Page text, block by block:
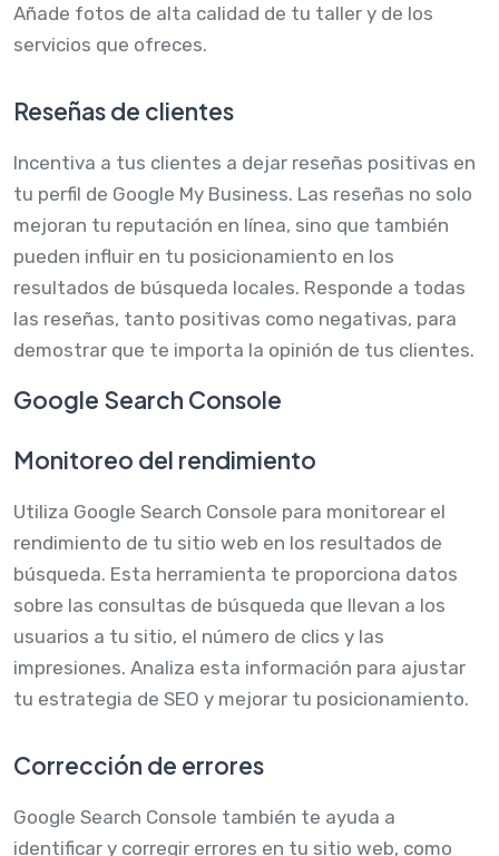
Añade fotos de alta calidad de tu taller y de los
servicios que ofreces.
Reseñas de clientes
Incentiva a tus clientes a dejar reseñas positivas en
tu perfil de Google My Business. Las reseñas no solo
mejoran tu reputación en línea, sino que también
pueden influir en tu posicionamiento en los
resultados de búsqueda locales. Responde a todas
las reseñas, tanto positivas como negativas, para
demostrar que te importa la opinión de tus clientes.
Google Search Console
Monitoreo del rendimiento
Utiliza Google Search Console para monitorear el
rendimiento de tu sitio web en los resultados de
búsqueda. Esta herramienta te proporciona datos
sobre las consultas de búsqueda que llevan a los
usuarios a tu sitio, el número de clics y las
impresiones. Analiza esta información para ajustar
tu estrategia de SEO y mejorar tu posicionamiento.
Corrección de errores
Google Search Console también te ayuda a
identificar y corregir errores en tu sitio web, como